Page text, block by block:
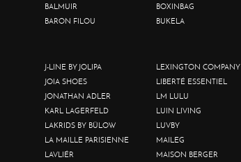
BALMUIR
BARON FILOU
BOXINBAG
BUKELA
J-LINE BY JOLIPA
JOIA SHOES
JONATHAN ADLER
KARL LAGERFELD
LAKRIDS BY BÜLOW
LA MAILLE PARISIENNE
LAVLIÉR
LEXINGTON COMPANY
LIBERTÉ ESSENTIEL
LM LULU
LUIN LIVING
LUVBY
MAILEG
MAISON BERGER